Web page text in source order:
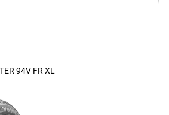
94V FR XL